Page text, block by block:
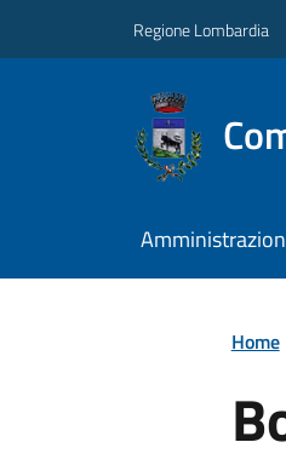
Regione Lombardia
Home